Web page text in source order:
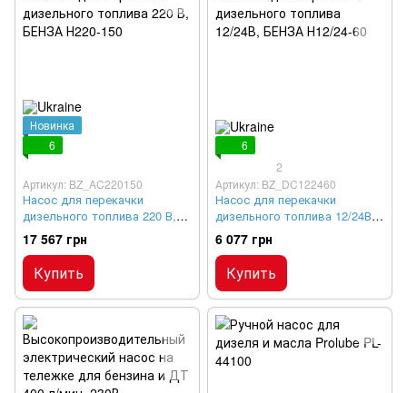
Новинка
6
Артикул: BZ_AC220150
Насос для перекачки
дизельного топлива 220 В,
БЕНЗА Н220-150
17 567 грн
Купить
6
2
Артикул: BZ_DC122460
Насос для перекачки
дизельного топлива 12/24В,
БЕНЗА Н12/24-60
6 077 грн
Купить